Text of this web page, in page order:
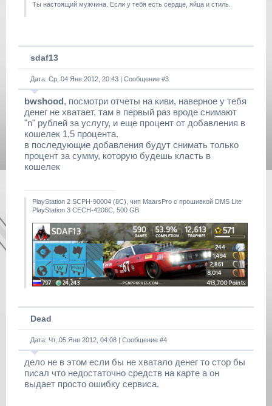
Ты настоящий мужчина. Если у тебя есть сердце, яйца и стиль.
sdaf13
Дата: Ср, 04 Янв 2012, 20:43 | Сообщение #3
bwshood, посмотри отчеты на киви, наверное у тебя
денег не хватает, там в первый раз вроде снимают
"n" рублей за услугу, и еще процент от добавления в
кошелек 1,5 процента.
в последующие добавления будут снимать только
процент за сумму, которую будешь класть в
кошелек
PlayStation 2 SCPH-90004 (8С), чип MaarsPro с прошивкой DMS Lite
PlayStation 3 CECH-4208C, 500 GB
Dead
Дата: Чт, 05 Янв 2012, 04:08 | Сообщение #4
дело не в этом если бы не хватало денег то стор бы
писал что недостаточно средств на карте а он
выдает просто ошибку сервиса.